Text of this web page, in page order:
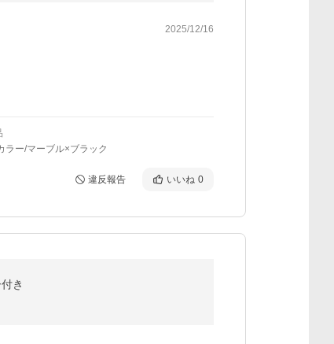
2025/12/16
ラー/マーブル×ブラック
違反報告 いいね 0
き